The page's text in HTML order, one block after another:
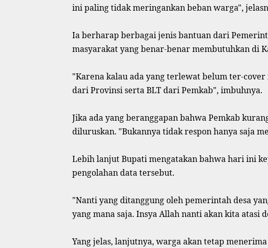
ini paling tidak meringankan beban warga",
Ia berharap berbagai jenis bantuan dari
masyarakat yang benar-benar membutuhkan di
"Karena kalau ada yang terlewat belum ter-cover
dari Provinsi serta BLT dari Pemkab", imbuhnya.
Jika ada yang beranggapan bahwa Pemkab
diluruskan. "Bukannya tidak respon hanya saja
Lebih lanjut Bupati mengatakan bahwa hari ini
pengolahan data tersebut.
"Nanti yang ditanggung oleh pemerintah desa
yang mana saja. Insya Allah nanti akan kita atasi
Yang jelas, lanjutnya, warga akan tetap